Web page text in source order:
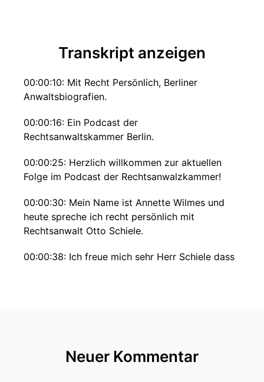
Transkript anzeigen
00:00:10: Mit Recht Persönlich, Berliner
Anwaltsbiografien.
00:00:16: Ein Podcast der
Rechtsanwaltskammer Berlin.
00:00:25: Herzlich willkommen zur aktuellen
Folge im Podcast der Rechtsanwalzkammer!
00:00:30: Mein Name ist Annette Wilmes und
heute spreche ich recht persönlich mit
Rechtsanwalt Otto Schiele.
00:00:38: Ich freue mich sehr Herr Schiele dass
00:00:51: Sie haben von deiner Zulassung als
Rechtsanwalt bis zu dem Bundestag angehört.
Neuer Kommentar